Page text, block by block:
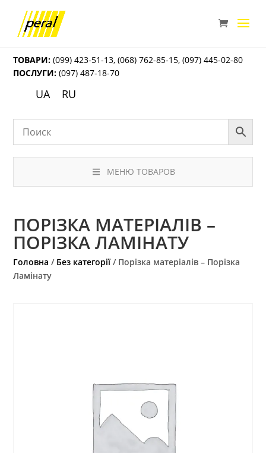
ТОВАРИ: (099) 423-51-13,(068) 762-85-15,(097) 445-02-80
ПОСЛУГИ: (097) 487-18-70
UA RU
МЕНЮ ТОВАРОВ
ПОРІЗКА МАТЕРІАЛІВ –
ПОРІЗКА ЛАМІНАТУ
Головна / Без категорії / Порізка матеріалів – Порізка
Ламінату